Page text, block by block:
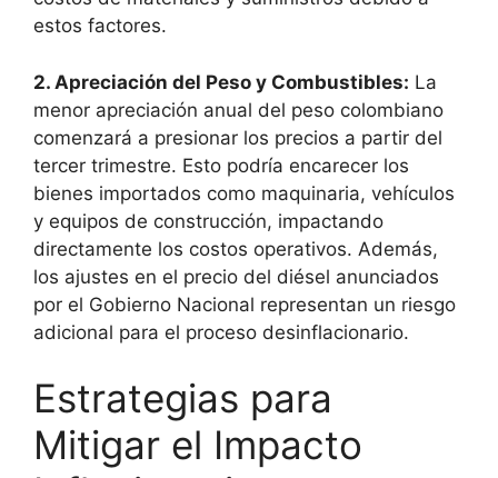
estos factores.
2. Apreciación del Peso y Combustibles: La
menor apreciación anual del peso colombiano
comenzará a presionar los precios a partir del
tercer trimestre. Esto podría encarecer los
bienes importados como maquinaria, vehículos
y equipos de construcción, impactando
directamente los costos operativos. Además,
los ajustes en el precio del diésel anunciados
por el Gobierno Nacional representan un riesgo
adicional para el proceso desinflacionario.
Estrategias para
Mitigar el Impacto